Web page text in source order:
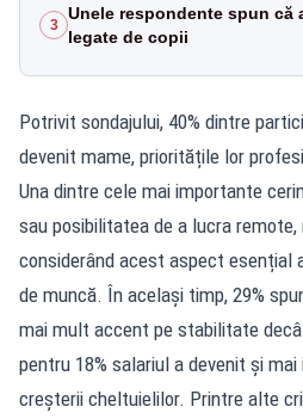
3
Unele respondente spun că
legate de copii
Potrivit sondajului, 40% dintre
devenit mame, prioritățile lor
Una dintre cele mai importante
sau posibilitatea de a lucra
considerând acest aspect esențial
de muncă. În același timp, 29%
mai mult accent pe stabilitate
pentru 18% salariul a devenit și
creșterii cheltuielilor. Printre alte